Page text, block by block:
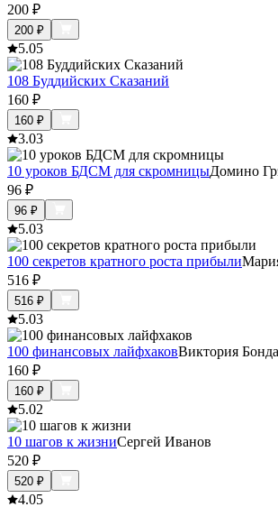
200 ₽
200 ₽
5.05
108 Буддийских Сказаний
160 ₽
160 ₽
3.03
10 уроков БДСМ для скромницыДомино
96 ₽
96 ₽
5.03
100 секретов кратного роста прибыли
516 ₽
516 ₽
5.03
100 финансовых лайфхаковВиктория
160 ₽
160 ₽
5.02
10 шагов к жизниСергей Иванов
520 ₽
520 ₽
4.05